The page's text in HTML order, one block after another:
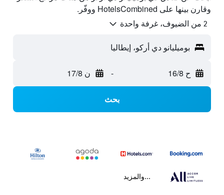
وقارن بينها على HotelsCombined ووفّر.
2 من الضيوف، غرفة واحدة
بوميليانو دي أركو، إيطاليا
ح 16/8 - ن 17/8
بحث
...والمزيد